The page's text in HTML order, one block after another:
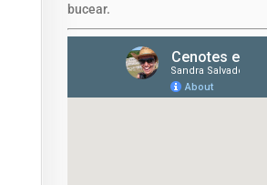
bucear.